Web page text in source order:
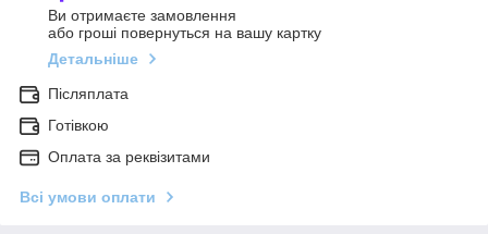
Ви отримаєте замовлення
або гроші повернуться на вашу картку
Детальніше
Післяплата
Готівкою
Оплата за реквізитами
Всі умови оплати